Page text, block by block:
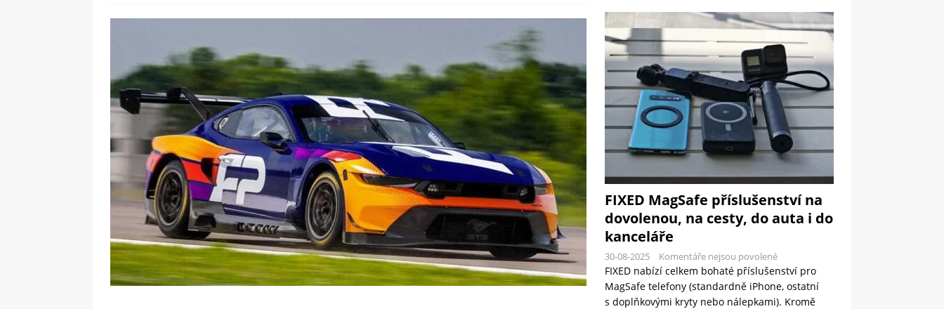
Blockchain a růst krypto kasin: Co by měli vědět milovníci technologií
SOFTWARE
FIXED MagSafe příslušenství na
dovolenou, na cesty, do auta i do
kanceláře
30-08-2025 Komentáře nejsou povolené
FIXED nabízí celkem bohaté příslušenství pro
MagSafe telefony (standardně iPhone, ostatní
s doplňkovými kryty nebo nálepkami). Kromě